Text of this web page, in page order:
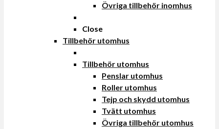
Övriga tillbehör inomhus
Close
Tillbehör utomhus
Tillbehör utomhus
Penslar utomhus
Roller utomhus
Tejp och skydd utomhus
Tvätt utomhus
Övriga tillbehör utomhus